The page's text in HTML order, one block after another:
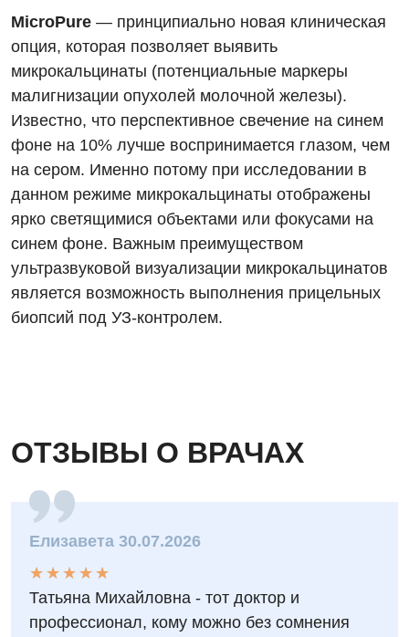
Гастроэнтерология
Гематология
Дерматовенерология
Диетология
Кардиология
Маммология
Медицинская психология
Неврология
Офтальмологическое отделение
Пульмонология
Терапия
Урология
MicroPure — принципиально новая клиническая
опция, которая позволяет выявить
микрокальцинаты (потенциальные маркеры
малигнизации опухолей молочной железы).
Известно, что перспективное свечение на синем
фоне на 10% лучше воспринимается глазом, чем
на сером. Именно потому при исследовании в
данном режиме микрокальцинаты отображены
ярко светящимися объектами или фокусами на
синем фоне. Важным преимуществом
ультразвуковой визуализации микрокальцинатов
является возможность выполнения прицельных
биопсий под УЗ-контролем.
ОТЗЫВЫ О ВРАЧАХ
Елизавета 30.07.2026
★
★
★
★
★
★ ★ ★ ★ ★
Татьяна Михайловна - тот доктор и
профессионал, кому можно без сомнения